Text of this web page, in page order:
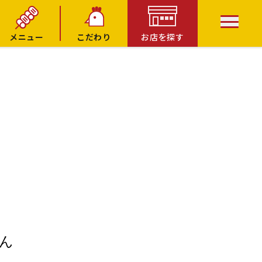
メニュー こだわり お店を探す